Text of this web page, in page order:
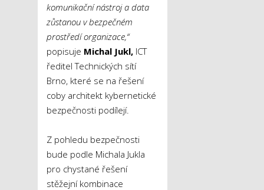
komunikační nástroj a data
zůstanou v bezpečném
prostředí organizace,“
popisuje Michal Jukl, ICT
ředitel Technických sítí
Brno, které se na řešení
coby architekt kybernetické
bezpečnosti podílejí.
Z pohledu bezpečnosti
bude podle Michala Jukla
pro chystané řešení
stěžejní kombinace